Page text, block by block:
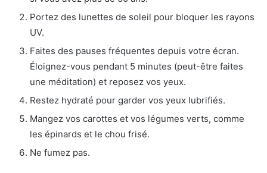
Portez des lunettes de soleil pour bloquer les rayons
UV.
Faites des pauses fréquentes depuis votre écran.
Éloignez-vous pendant 5 minutes (peut-être faites
une méditation) et reposez vos yeux.
Restez hydraté pour garder vos yeux lubrifiés.
Mangez vos carottes et vos légumes verts, comme
les épinards et le chou frisé.
Ne fumez pas.